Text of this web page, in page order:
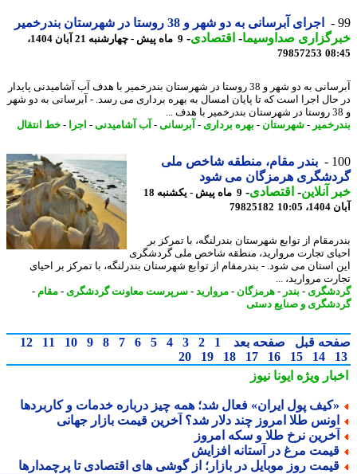
اجرای آبرسانی به دو شهر و 38 روستا در شهرستان بندرخمیر
صداوسیما-اقتصادی-
9 ماه پیش - چهارشنبه 21 آبان 1404،
79857253
آبرسانی به دو شهر و 38 روستا در شهرستان بندرخمیر با هدف آب آشامیدنی پایدار
اجرا است که تا پایان امسال به بهره برداری می رسد. - آبرسانی به دو شهر
-شهرستان-بهره برداری- آبرسانی-آب آشامیدنی-اجرا -خط انتقال
بندر مقام، منطقه شاخص ملی
هرمزگان می شود
آنلاین-اقتصادی-
9 ماه پیش - یکشنبه 18
79825182
از توابع شهرستان بندرلنگه، با تمرکز بر
تجارت مروارید، منطقه شاخص ملی گردشگری
استان می شود. - بندرمقام از توابع شهرستان بندرلنگه، با تمرکز بر احیای
مروارید، ...
- بندر -هرمزگان -مروارید- سرپرست معاونت گردشگری- مقام-
و صنایع دستی
قبل صفحه بعد 1
2
3
4
5
6
7
8
9
10
11
12
14
15
16
17
18
19
20
ویژهایونا نیوز
پول ایران» فعال شد؛ همه چیز درباره خدمات و کاربردها
طلا امروز چند دلار شد؟ آخرین قیمت بازار جهانی
نرخ طلا و سکه امروز
مرغ در آستانه افزایش
روز موبایل در بازار؛ از گوشی های اقتصادی تا پرچمدارها